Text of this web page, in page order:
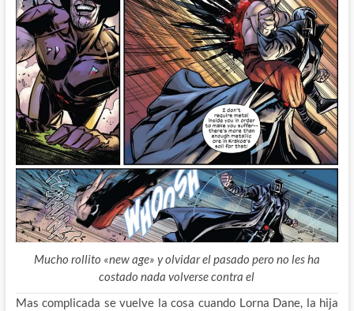
Mucho rollito «new age» y olvidar el pasado pero no les ha
costado nada volverse contra el
Mas complicada se vuelve la cosa cuando Lorna Dane, la hija